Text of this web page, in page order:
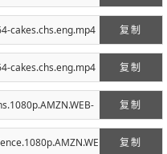
复制
cakes.chs.eng.mp4
复制
cakes.chs.eng.mp4
复制
复制